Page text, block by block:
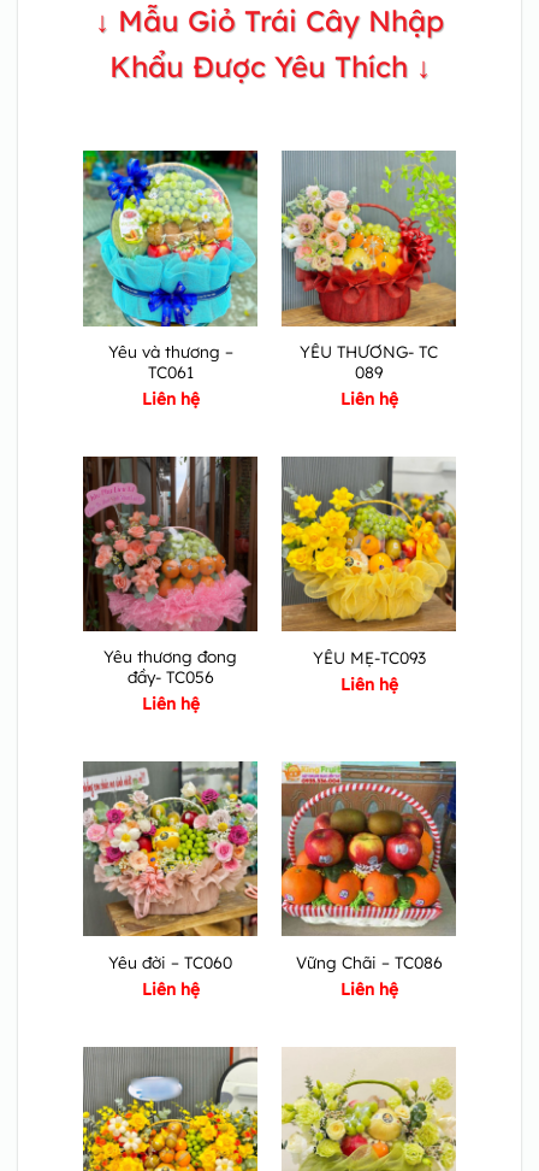
↓ Mẫu Giỏ Trái Cây Nhập
Khẩu Được Yêu Thích ↓
Yêu và thương –
TC061
Liên hệ
YÊU THƯƠNG- TC
089
Liên hệ
Yêu thương đong
đầy- TC056
Liên hệ
YÊU MẸ-TC093
Liên hệ
Yêu đời – TC060
Liên hệ
Vững Chãi – TC086
Liên hệ